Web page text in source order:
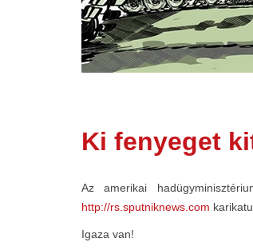
Ki fenyeget
Az amerikai
http://rs.sputniknews.com
Igaza van!